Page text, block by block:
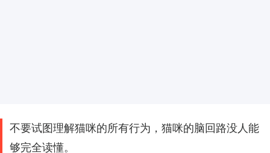
不要试图理解猫咪的所有行为，猫咪的脑回路没人能
够完全读懂。